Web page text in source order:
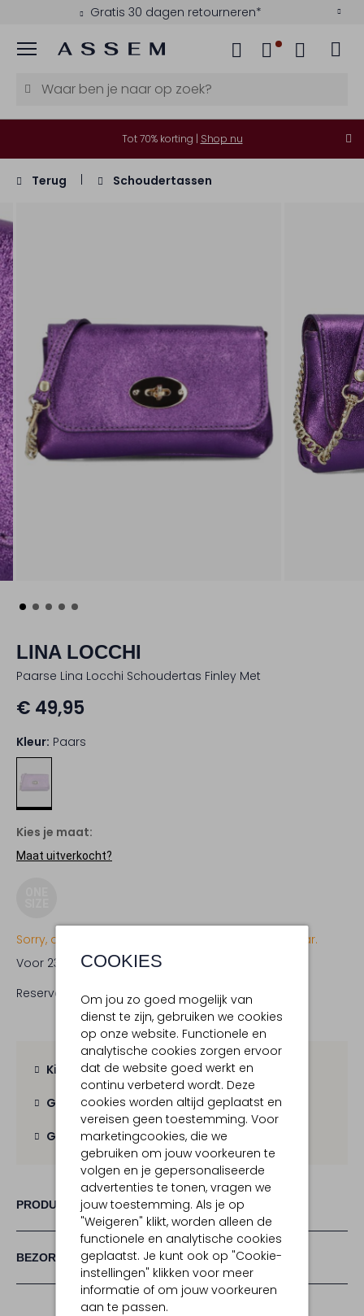
Gratis 30 dagen retourneren*
Menu
COOKIES
Om jou zo goed mogelijk van
dienst te zijn, gebruiken we cookies
op onze website. Functionele en
analytische cookies zorgen ervoor
dat de website goed werkt en
continu verbeterd wordt. Deze
cookies worden altijd geplaatst en
vereisen geen toestemming. Voor
marketingcookies, die we
gebruiken om jouw voorkeuren te
volgen en je gepersonaliseerde
advertenties te tonen, vragen we
jouw toestemming. Als je op
"Weigeren" klikt, worden alleen de
functionele en analytische cookies
geplaatst. Je kunt ook op "Cookie-
instellingen" klikken voor meer
informatie of om jouw voorkeuren
aan te passen.
Tot 70% korting | Shop nu
Terug Schoudertassen
LINA LOCCHI
Paarse Lina Locchi Schoudertas Finley Met
€ 49,95
Kleur: Paars
Kies je maat:
Maat uitverkocht?
Sorry, dit item is momenteel (nog) niet beschikbaar.
Voor 23:59 uur besteld, woensdag in huis
Reserveer direct in een van onze 19 boutiques
Kies zelf je bezorgmoment
Gratis verzendingvanaf € 100,-
Gratis retourbinnen 30 dagen
PRODUCT INFORMATIE
BEZORGEN & RETOURNEREN